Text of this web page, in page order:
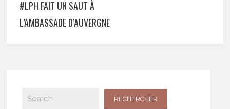
#LPH FAIT UN SAUT À
L’AMBASSADE D’AUVERGNE